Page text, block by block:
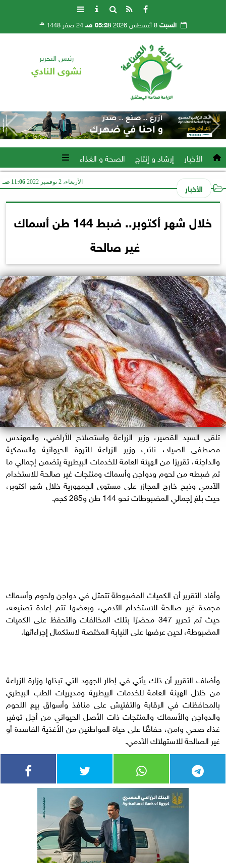
السبت8 أغسطس 2026 05:28 صـ 24 صفر 1448 هـ
رئيس التحرير
نشوى النادي
الأخبار إرشاد و إنتاج الصحة و الغذاء
الأخبار الأربعاء، 2 نوفمبر 2022 11:06 صـ
خلال شهر أكتوبر.. ضبط 144 طن أسماك
غير صالحة
تلقى السيد القصير، وزير الزراعة واستصلاح الأراضي، والمهندس
مصطفى الصياد، نائب وزير الزراعة للثروة الحيوانية والسمكية
والداجنة، تقريرًا من الهيئة العامة للخدمات البيطرية يتضمن إجمالي ما
تم ضبطه من لحوم ودواجن وأسماك ومنتجات غير صالحة للاستخدام
الآدمي وذبح خارج المجازر على مستوى الجمهورية خلال شهر اكتوبر،
حيث بلغ إجمالي المضبوطات نحو 144 طن و285 كجم.
وأفاد التقرير أن الكميات المضبوطة تتمثل في دواجن ولحوم وأسماك
مجمدة غير صالحة للاستخدام الآدمي، وبعضها تتم إعادة تصنيعه،
حيث تم تحرير 347 محضرًا بتلك المخالفات والتحفظ على الكميات
المضبوطة، لحين عرضها على النيابة المختصة لاستكمال إجراءاتها.
وأضاف التقرير أن ذلك يأتي في إطار الجهود التي تبذلها وزارة الزراعة
من خلال الهيئة العامة للخدمات البيطرية ومديريات الطب البيطري
بالمحافظات في الرقابة والتفتيش على منافذ وأسواق بيع اللحوم
والدواجن والأسماك والمنتجات ذات الأصل الحيواني من أجل توفير
غذاء صحي وآمن، حفاظًا على حياة المواطنين من الأغذية الفاسدة أو
غير الصالحة للاستهلاك الآدمي.